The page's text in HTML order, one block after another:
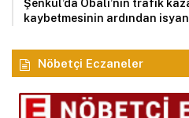
Şenkul’da Obalı’nın trafik
kaybetmesinin ardından
Nöbetçi Eczaneler